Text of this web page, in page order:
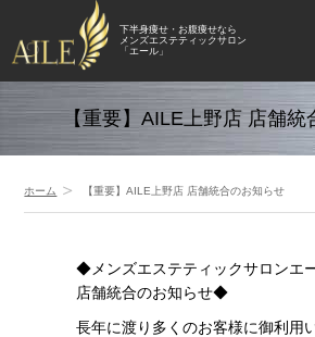
下半身痩せ・お腹痩せなら
メンズエステティックサロン
「エール」
【重要】AILE上野店 店舗
ホーム 【重要】AILE上野店 店舗統合のお知らせ
◆メンズエステティックサロンエ
店舗統合のお知らせ◆
長年に渡り多くのお客様に御利用